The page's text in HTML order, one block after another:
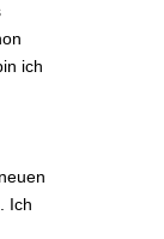
ich
Ich